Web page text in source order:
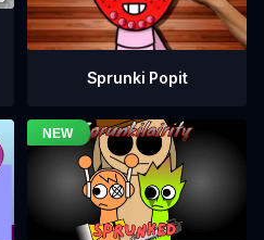
Sprunki Popit